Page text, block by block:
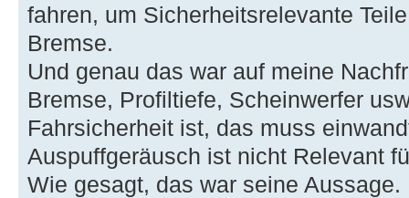
fahren, um Sicherheitsrelevante
Bremse.
Und genau das war auf meine
Bremse, Profiltiefe, Scheinwerfer
Fahrsicherheit ist, das muss
Auspuffgeräusch ist nicht Relevant
Wie gesagt, das war seine